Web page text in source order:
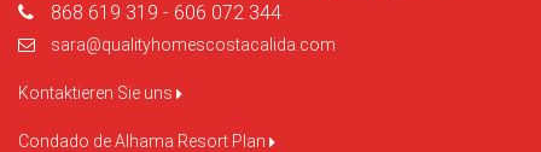
868 619 319 - 606 072 344
sara@qualityhomescostacalida.com
Kontaktieren Sie uns
Condado de Alhama Resort Plan